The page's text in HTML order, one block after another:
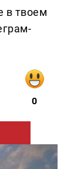
в твоем
0